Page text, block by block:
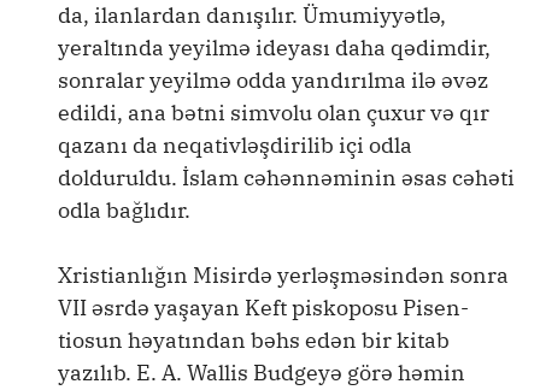
da, ilanlardan danışılır. Ümumiyyətlə,
yeraltında yeyilmə ideyası daha qədimdir,
sonralar yeyilmə odda yandırılma ilə əvəz
edildi, ana bətni simvolu olan çuxur və qır
qazanı da neqativləşdirilib içi odla
dolduruldu. İslam cəhənnəminin əsas cəhəti
odla bağlıdır.
Xristianlığın Misirdə yerləşməsindən sonra
VII əsrdə yaşayan Keft piskoposu Pisen-
tiosun həyatından bəhs edən bir kitab
yazılıb. E. A. Wallis Budgeyə görə həmin